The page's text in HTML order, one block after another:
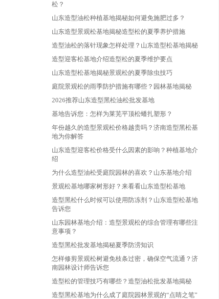
松？
山东造型油松种植基地揭秘如何避免施肥过多？
山东造型景观松基地揭秘造型松的夏季养护措施
造型油松的落针现象怎样处理？山东造型松基地揭秘
造型迎客松基地介绍造型松的夏季维护要点
山东造型松基地揭秘景观松的夏季除虫技巧
庭院景观松的雨季防护措施有哪些？园林基地揭秘
2026推荐山东造型黑松油松批发基地
基地告诉您：怎样为莱芜平顶松蟠扎塑形？
年份越久的造型景观松价格越贵吗？济南造型黑松基
地为你解答
山东造型迎客松价格受什么因素的影响？种植基地介
绍
为什么造型油松受庭院园林的喜欢？山东基地介绍
景观松基地哪家树形好？来看看山东造型松基地
造型黑松什么时候可以使用防冻剂？山东造型松基地
告诉您
山东园林基地介绍：造型景观松的综合管理有哪些注
意事项？
造型黑松批发基地揭秘夏季防涝知识
怎样修剪景观松树避免枝条过密，确保空气流通？济
南园林设计师告诉您
造型松的管理技巧有哪些？造型油松批发基地揭秘
造型黑松基地为什么成了庭院园林景观的“点睛之笔”